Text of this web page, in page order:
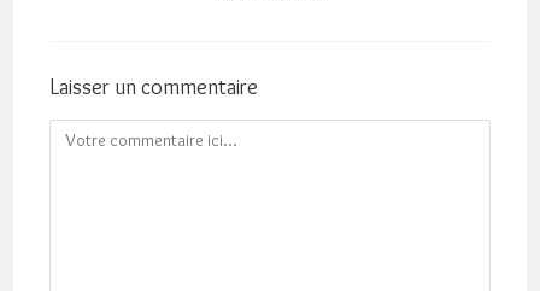
Laisser un commentaire
Comment